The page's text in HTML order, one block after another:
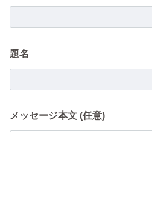
題名
メッセージ本文 (任意)